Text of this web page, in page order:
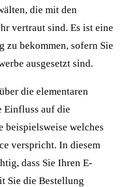
die mit den
vertraut sind. Es ist eine
zu bekommen, sofern Sie
ausgesetzt sind.
die elementaren
auf die
beispielsweise welches
verspricht. In diesem
dass Sie Ihren E-
Sie die Bestellung